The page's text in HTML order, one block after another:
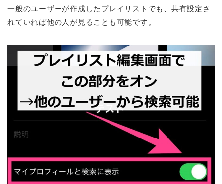
一般のユーザーが作成したプレイリストでも、共有設定さ
れていれば他の人が見ることも可能です。